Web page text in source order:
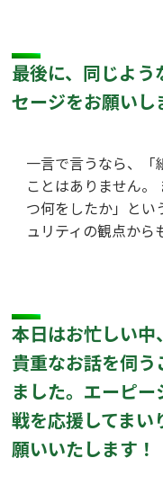
最後に、同じよう
セージをお願いし
一言で言うなら、「
ことはありません
つ何をしたか」とい
ュリティの観点から
本日はお忙しい中
貴重なお話を伺う
ました。エーピ
戦を応援してまい
願いいたします！